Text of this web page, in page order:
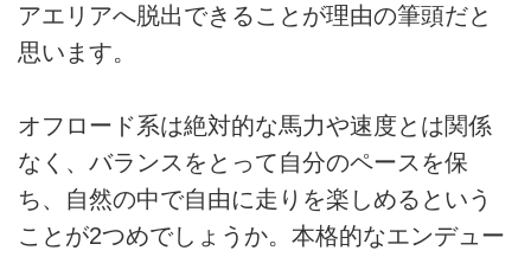
アエリアへ脱出できることが理由の筆頭だと
思います。
オフロード系は絶対的な馬力や速度とは関係
なく、バランスをとって自分のペースを保
ち、自然の中で自由に走りを楽しめるという
ことが2つめでしょうか。本格的なエンデュー